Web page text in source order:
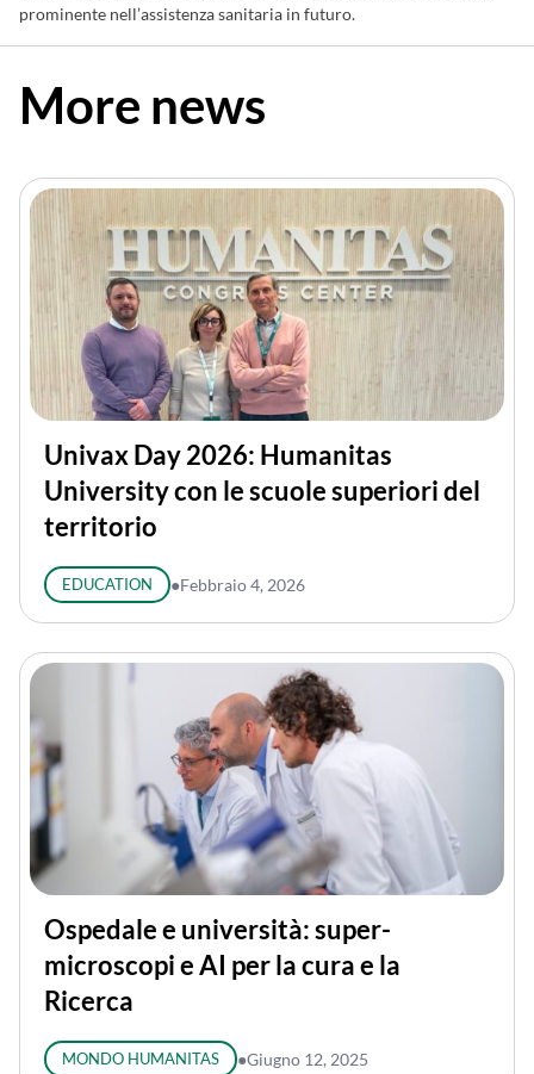
prominente nell’assistenza sanitaria in futuro.
More news
Univax Day 2026: Humanitas
University con le scuole superiori del
territorio
EDUCATION ●Febbraio 4, 2026
Ospedale e università: super-
microscopi e AI per la cura e la
Ricerca
MONDO HUMANITAS ●Giugno 12, 2025